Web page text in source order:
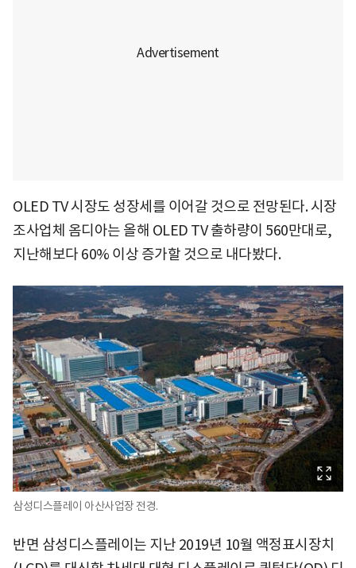
OLED TV 시장도 성장세를 이어갈 것으로 전망된다. 시장
조사업체 옴디아는 올해 OLED TV 출하량이 560만대로,
지난해보다 60% 이상 증가할 것으로 내다봤다.
삼성디스플레이 아산사업장 전경.
반면 삼성디스플레이는 지난 2019년 10월 액정표시장치